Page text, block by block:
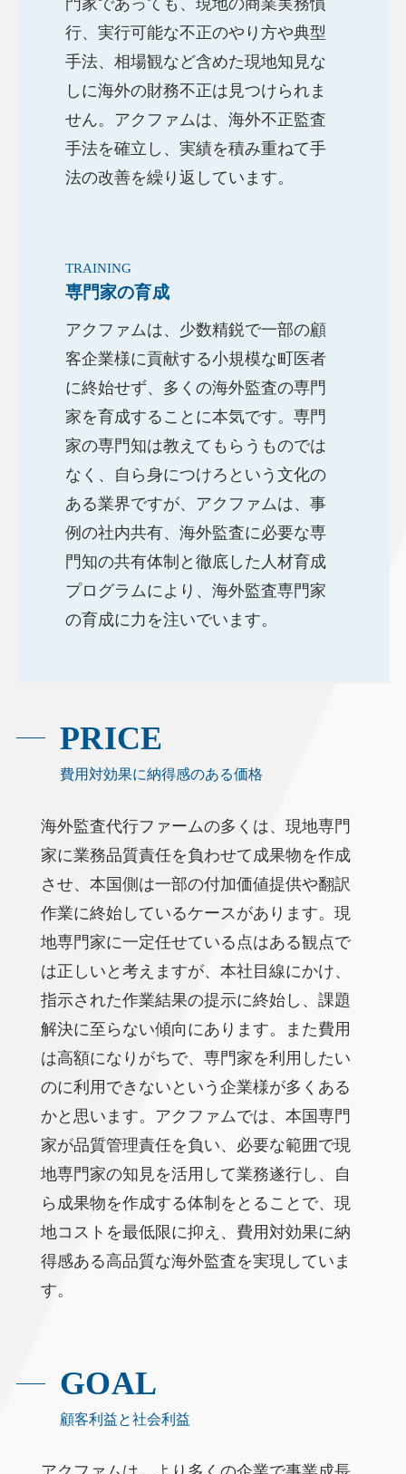
行、実行可能な不正のやり方や典型
手法、相場観など含めた現地知見な
しに海外の財務不正は見つけられま
せん。アクファムは、海外不正監査
手法を確立し、実績を積み重ねて手
法の改善を繰り返しています。
TRAINING
専門家の育成
アクファムは、少数精鋭で一部の顧
客企業様に貢献する小規模な町医者
に終始せず、多くの海外監査の専門
家を育成することに本気です。専門
家の専門知は教えてもらうものでは
なく、自ら身につけろという文化の
ある業界ですが、アクファムは、事
例の社内共有、海外監査に必要な専
門知の共有体制と徹底した人材育成
プログラムにより、海外監査専門家
の育成に力を注いでいます。
PRICE
費用対効果に納得感のある価格
海外監査代行ファームの多くは、現地専門
家に業務品質責任を負わせて成果物を作成
させ、本国側は一部の付加価値提供や翻訳
作業に終始しているケースがあります。現
地専門家に一定任せている点はある観点で
は正しいと考えますが、本社目線にかけ、
指示された作業結果の提示に終始し、課題
解決に至らない傾向にあります。また費用
は高額になりがちで、専門家を利用したい
のに利用できないという企業様が多くある
かと思います。アクファムでは、本国専門
家が品質管理責任を負い、必要な範囲で現
地専門家の知見を活用して業務遂行し、自
ら成果物を作成する体制をとることで、現
地コストを最低限に抑え、費用対効果に納
得感ある高品質な海外監査を実現していま
す。
GOAL
顧客利益と社会利益